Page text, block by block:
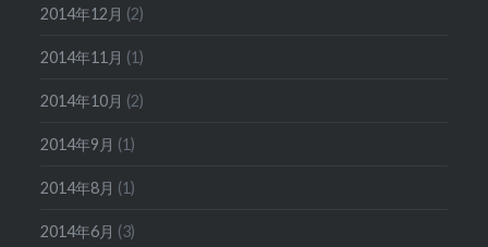
2014年12月 (2)
2014年11月 (1)
2014年10月 (2)
2014年9月 (1)
2014年8月 (1)
2014年6月 (3)